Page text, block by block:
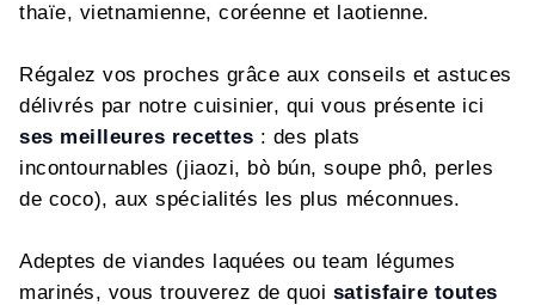
thaïe, vietnamienne, coréenne et laotienne.
Régalez vos proches grâce aux conseils et astuces
délivrés par notre cuisinier, qui vous présente ici
ses meilleures recettes : des plats
incontournables (jiaozi, bò bún, soupe phô, perles
de coco), aux spécialités les plus méconnues.
Adeptes de viandes laquées ou team légumes
marinés, vous trouverez de quoi satisfaire toutes